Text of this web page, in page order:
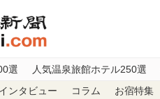
選 人気温泉旅館ホテル250選
インタビュー コラム お宿特集